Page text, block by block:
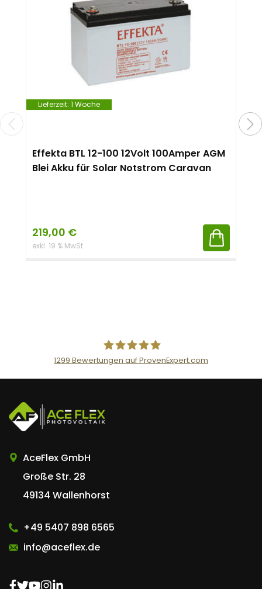
Lieferzeit: 1 Woche
Effekta BTL 12-100 12Volt 100Amper AGM
Blei Akku für Solar Notstrom Caravan
219,00 €
exkl. 19 % MwSt.
AceFlex GmbH
1299 Bewertungen auf ProvenExpert.com
AceFlex GmbH
Große Str. 28
49134 Wallenhorst
+49 5407 898 6565
info@aceflex.de